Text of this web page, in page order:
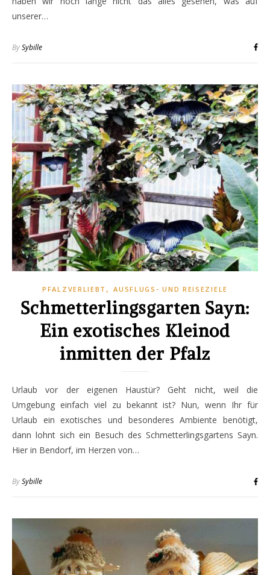
unserer…
BySybille
PFALZVERLIEBT ,AUSFLUGS- UND REISEZIELE
Schmetterlingsgarten Sayn:
Ein exotisches Kleinod
inmitten der Pfalz
Urlaub vor der eigenen Haustür? Geht nicht, weil die
Umgebung einfach viel zu bekannt ist? Nun, wenn Ihr für
Urlaub ein exotisches und besonderes Ambiente benötigt,
dann lohnt sich ein Besuch des Schmetterlingsgartens Sayn.
Hier in Bendorf, im Herzen von…
BySybille